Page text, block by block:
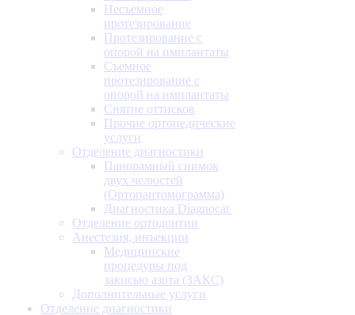
Несъемное
протезирование
Протезирование с
опорой на имплантаты
Съемное
протезирование с
опорой на имплантаты
Снятие оттисков
Прочие ортопедические
услуги
Отделение диагностики
Панорамный снимок
двух челюстей
(Ортопантомограмма)
Диагностика Diagnocat
Отделение ортодонтии
Анестезия, инъекции
Медицинские
процедуры под
закисью азота (ЗАКС)
Дополнительные услуги
Отделение диагностики